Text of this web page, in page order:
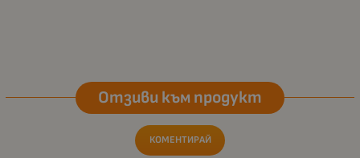
Отзиви към продукт
КОМЕНТИРАЙ